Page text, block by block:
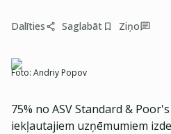
Dalīties Saglabāt Ziņo
Foto: Andriy Popov
75% no ASV Standard &
iekļautajiem uzņēmumiem